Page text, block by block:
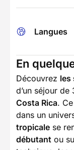
Langues
En
Découvrez les
d’un séjour
Costa Rica.
dans un
tropicale se
débutant ou